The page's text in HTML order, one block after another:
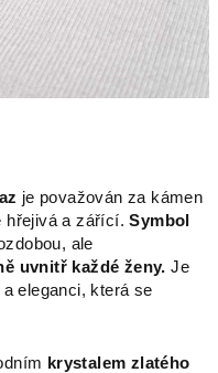
je považován za kámen
hřejivá a zářící. Symbol
ale
uvnitř každé ženy. Je
eleganci, která se
krystalem zlatého